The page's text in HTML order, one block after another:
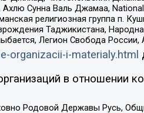
Сунна Валь Джамаа, National
религиозная группа п.
Таджикистана,
Легион Свобода России,
organizacii-i-materialy.html
в отношении
Родовой Державы Русь,